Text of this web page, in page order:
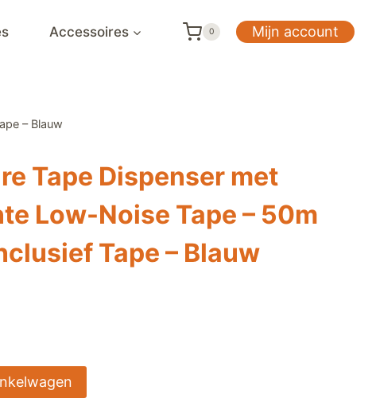
Accessoires 0 Mijn account
– Blauw
Tape Dispenser met
Low-Noise Tape – 50m
Tape – Blauw